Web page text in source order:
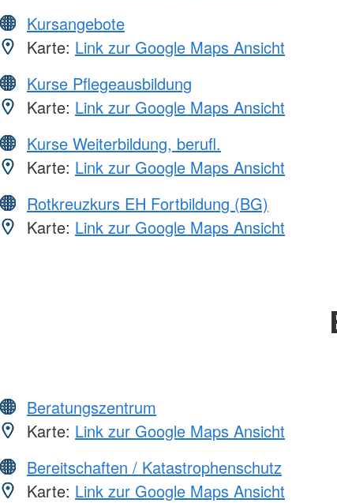
Kursangebote
Karte: Link zur Google Maps Ansicht
Kurse Pflegeausbildung
Karte: Link zur Google Maps Ansicht
Kurse Weiterbildung, berufl.
Karte: Link zur Google Maps Ansicht
Rotkreuzkurs EH Fortbildung (BG)
Karte: Link zur Google Maps Ansicht
Beratungszentrum
Karte: Link zur Google Maps Ansicht
Bereitschaften / Katastrophenschutz
Karte: Link zur Google Maps Ansicht